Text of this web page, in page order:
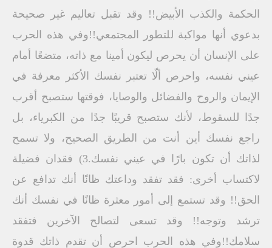
الحكمة والكذب الأبيض!! وقد تقبل تعاليم غير صحيحة
بدعوي أنها مواكبة للتطور المجتمعي!!وفي هذه الحرب
على الإنسان أن يحرص ليكون أمينا مع ذاته، متضعًا أمام
عيني نفسه، واحرص ألّا تعتبر نفسك الأكثر معرفة في
الإيمان والروح والفضائل والوصايا، فوقتها ستصبح أقرب
جدًا للسقوط، لأنك ستصبح قريبًا جدًا من الكبرياء، بل
راجع نفسك أين أنت من الطريق الصحيح، ولا تسمح
لذاتك أن تكون بارًا في عيني نفسك.3) فقدان فضيلة
لاكتساب أخرى: فقد تفقد وداعتك ظانًا أنك تدافع عن
الحق!! وقد تستمع إلى أمور معثرة ظانًا في نفسك أنك
ترشد وتوجه!! وقد تسعى لتصالح الآخرين فتفقد
سلامك!!وفي هذه الحرب احرص أن تقدم ذاتك قدوة